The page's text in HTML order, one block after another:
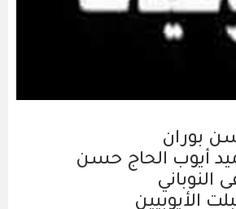
بوران
أيوب الحاج حسن
الأيوبيين